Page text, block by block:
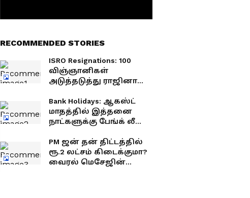
RECOMMENDED STORIES
ISRO Resignations: 100
விஞ்ஞானிகள்
அடுத்தடுத்து ராஜினாமா..
நடக்கிறது?
Bank Holidays: ஆகஸ்ட்
மாதத்தில் இத்தனை
நாட்களுக்கு பேங்க் லீவா.!
இதோ!
PM ஜன் தன் திட்டத்தில்
ரூ.2 லட்சம் கிடைக்குமா?
வைரல் மெசேஜின்